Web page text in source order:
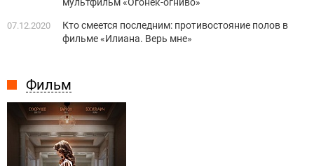
Фильм
07.12.2020
Кто смеется последним: противостояние полов в
фильме «Илиана. Верь мне»